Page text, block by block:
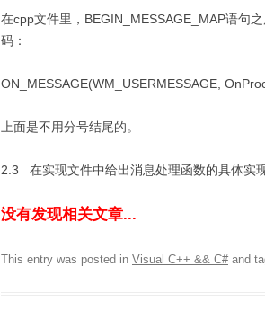
在cpp文件里，BEGIN_MESSAGE_MAP语句
码：
ON_MESSAGE(WM_USERMESSAGE,
上面是不用分号结尾的。
2.3 在实现文件中给出消息处理函数的具体实现
没有发现相关文章...
This entry was posted in Visual C++ && C#and